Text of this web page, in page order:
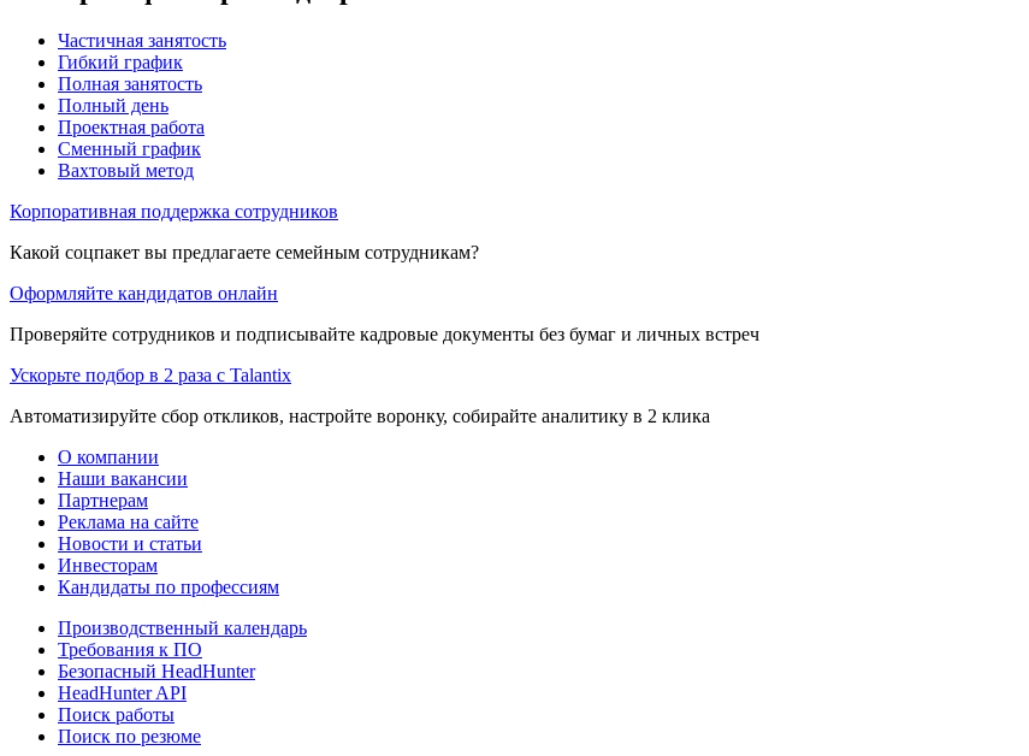
Частичная занятость
Гибкий график
Полная занятость
Полный день
Проектная работа
Сменный график
Вахтовый метод
Корпоративная поддержка сотрудников
Какой соцпакет вы предлагаете семейным сотрудникам?
Оформляйте кандидатов онлайн
Проверяйте сотрудников и подписывайте кадровые документы без бумаг и личных встреч
Ускорьте подбор в 2 раза с Talantix
Автоматизируйте сбор откликов, настройте воронку, собирайте аналитику в 2 клика
О компании
Наши вакансии
Партнерам
Реклама на сайте
Новости и статьи
Инвесторам
Кандидаты по профессиям
Производственный календарь
Требования к ПО
Безопасный HeadHunter
HeadHunter API
Поиск работы
Поиск по резюме